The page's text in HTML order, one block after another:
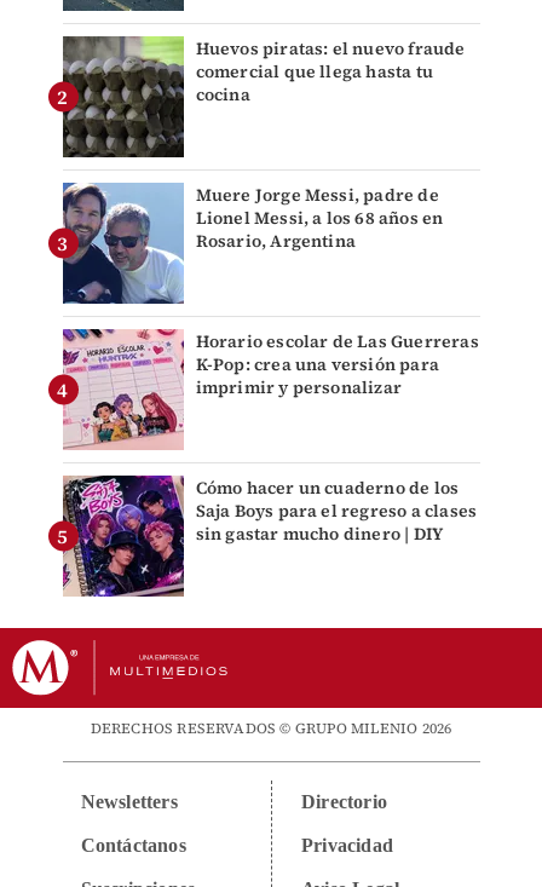
Huevos piratas: el nuevo fraude
comercial que llega hasta tu
cocina
Muere Jorge Messi, padre de
Lionel Messi, a los 68 años en
Rosario, Argentina
Horario escolar de Las Guerreras
K-Pop: crea una versión para
imprimir y personalizar
Cómo hacer un cuaderno de los
Saja Boys para el regreso a clases
sin gastar mucho dinero | DIY
DERECHOS RESERVADOS © GRUPO MILENIO 2026
Newsletters
Contáctanos
Directorio
Privacidad